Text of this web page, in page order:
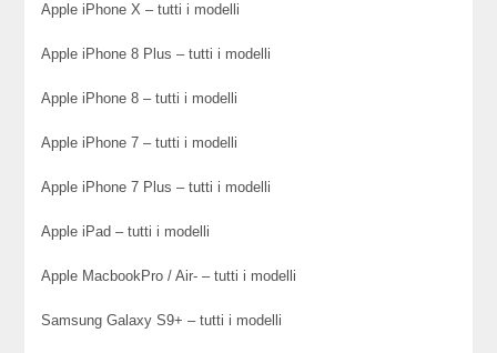
Apple iPhone X – tutti i modelli
Apple iPhone 8 Plus – tutti i modelli
Apple iPhone 8 – tutti i modelli
Apple iPhone 7 – tutti i modelli
Apple iPhone 7 Plus – tutti i modelli
Apple iPad – tutti i modelli
Apple MacbookPro / Air- – tutti i modelli
Samsung Galaxy S9+ – tutti i modelli